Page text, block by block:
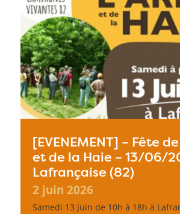
[EVENEMENT] – Fête
et de la Haie – 13/06/
Lafrançaise (82)
2 juin 2026
Samedi 13 juin de 10h à 18h à